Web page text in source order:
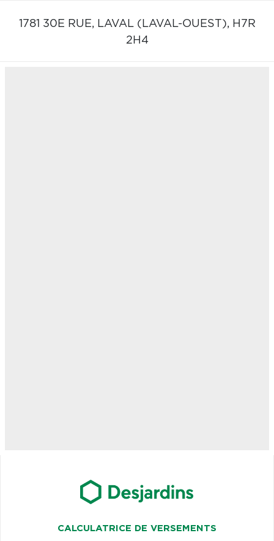
1781 30E RUE, LAVAL (LAVAL-OUEST), H7R
2H4
CALCULATRICE DE VERSEMENTS